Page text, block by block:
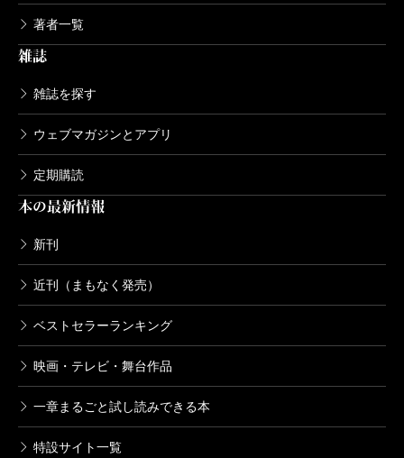
著者一覧
雑誌
雑誌を探す
ウェブマガジンとアプリ
定期購読
本の最新情報
新刊
近刊（まもなく発売）
ベストセラーランキング
映画・テレビ・舞台作品
一章まるごと試し読みできる本
特設サイト一覧